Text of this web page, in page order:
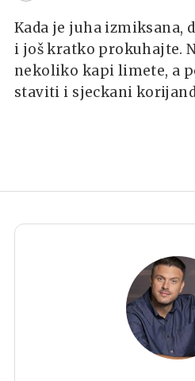
Kada je juha izmiksana,
i još kratko prokuhajte.
nekoliko kapi limete, a
staviti i sjeckani